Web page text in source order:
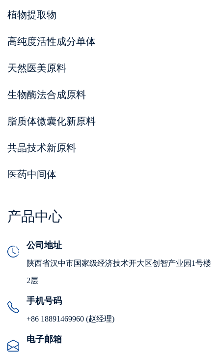
植物提取物
高纯度活性成分单体
天然医美原料
生物酶法合成原料
脂质体微囊化新原料
共晶技术新原料
医药中间体
产品中心
公司地址
陕西省汉中市国家级经济技术开大区创智产业园1号楼
2层
手机号码
+86 18891469960 (赵经理)
电子邮箱